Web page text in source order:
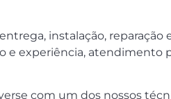
instalação,
experiência, atendimento
com um dos nossos